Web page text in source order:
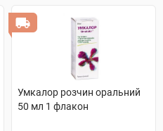
Умкалор розчин оральний
50 мл 1 флакон